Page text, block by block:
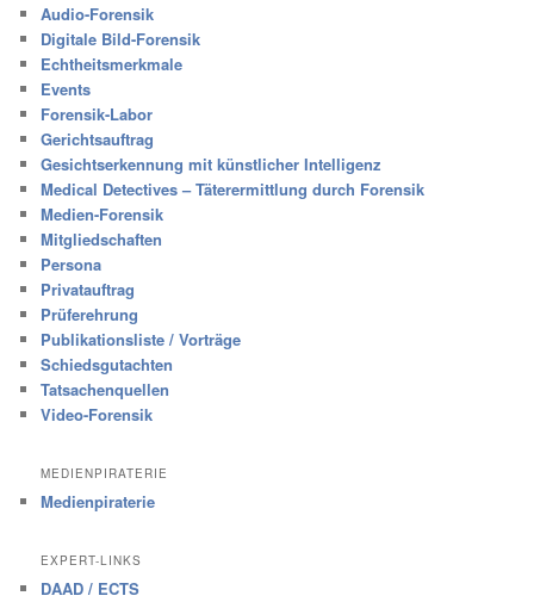
Audio-Forensik
Digitale Bild-Forensik
Echtheitsmerkmale
Events
Forensik-Labor
Gerichtsauftrag
Gesichtserkennung mit künstlicher Intelligenz
Medical Detectives – Täterermittlung durch Forensik
Medien-Forensik
Mitgliedschaften
Persona
Privatauftrag
Prüferehrung
Publikationsliste / Vorträge
Schiedsgutachten
Tatsachenquellen
Video-Forensik
MEDIENPIRATERIE
Medienpiraterie
EXPERT-LINKS
DAAD / ECTS